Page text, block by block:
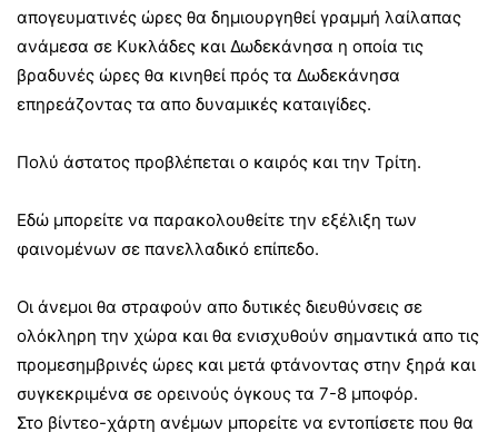
απογευματινές ώρες θα δημιουργηθεί γραμμή λαίλαπας
ανάμεσα σε Κυκλάδες και Δωδεκάνησα η οποία τις
βραδυνές ώρες θα κινηθεί πρός τα Δωδεκάνησα
επηρεάζοντας τα απο δυναμικές καταιγίδες.
Πολύ άστατος προβλέπεται ο καιρός και την Τρίτη.
Εδώ μπορείτε να παρακολουθείτε την εξέλιξη των
φαινομένων σε πανελλαδικό επίπεδο.
Οι άνεμοι θα στραφούν απο δυτικές διευθύνσεις σε
ολόκληρη την χώρα και θα ενισχυθούν σημαντικά απο τις
προμεσημβρινές ώρες και μετά φτάνοντας στην ξηρά και
συγκεκριμένα σε ορεινούς όγκους τα 7-8 μποφόρ.
Στο βίντεο-χάρτη ανέμων μπορείτε να εντοπίσετε που θα